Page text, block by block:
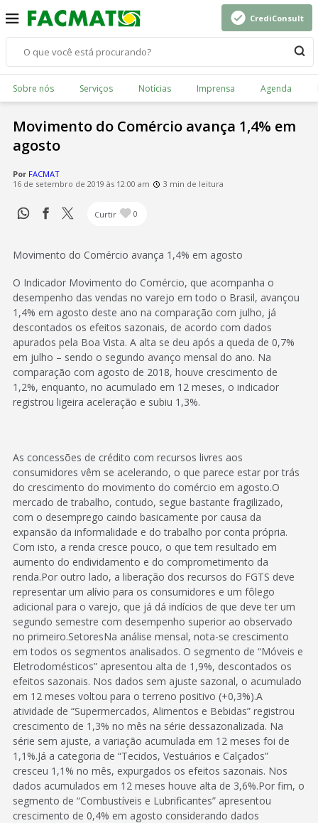
CrediConsult
Sobre nós Serviços Notícias Imprensa Agenda
Movimento do Comércio avança 1,4% em
agosto
Por FACMAT
16 de setembro de 2019 às 12:00 am
3 min de leitura
Curtir 0
Movimento do Comércio avança 1,4% em agosto
O Indicador Movimento do Comércio, que acompanha o
desempenho das vendas no varejo em todo o Brasil, avançou
1,4% em agosto deste ano na comparação com julho, já
descontados os efeitos sazonais, de acordo com dados
apurados pela Boa Vista. A alta se deu após a queda de 0,7%
em julho – sendo o segundo avanço mensal do ano. Na
comparação com agosto de 2018, houve crescimento de
1,2%, enquanto, no acumulado em 12 meses, o indicador
registrou ligeira aceleração e subiu 1,3%.
As concessões de crédito com recursos livres aos
consumidores vêm se acelerando, o que parece estar por trás
do crescimento do movimento do comércio em agosto.O
mercado de trabalho, contudo, segue bastante fragilizado,
com o desemprego caindo basicamente por causa da
expansão da informalidade e do trabalho por conta própria.
Com isto, a renda cresce pouco, o que tem resultado em
aumento do endividamento e do comprometimento da
renda.Por outro lado, a liberação dos recursos do FGTS deve
representar um alívio para os consumidores e um fôlego
adicional para o varejo, que já dá indícios de que deve ter um
segundo semestre com desempenho superior ao observado
no primeiro.SetoresNa análise mensal, nota-se crescimento
em todos os segmentos analisados. O segmento de “Móveis e
Eletrodomésticos” apresentou alta de 1,9%, descontados os
efeitos sazonais. Nos dados sem ajuste sazonal, o acumulado
em 12 meses voltou para o terreno positivo (+0,3%).A
atividade de “Supermercados, Alimentos e Bebidas” registrou
crescimento de 1,3% no mês na série dessazonalizada. Na
série sem ajuste, a variação acumulada em 12 meses foi de
1,1%.Já a categoria de “Tecidos, Vestuários e Calçados”
cresceu 1,1% no mês, expurgados os efeitos sazonais. Nos
dados acumulados em 12 meses houve alta de 3,6%.Por fim, o
segmento de “Combustíveis e Lubrificantes” apresentou
crescimento de 0,4% em agosto considerando dados